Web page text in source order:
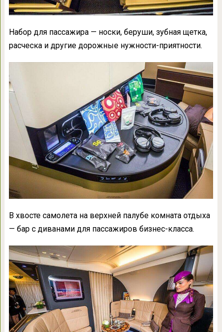
Набор для пассажира — носки, беруши, зубная щетка,
расческа и другие дорожные нужности-приятности.
В хвосте самолета на верхней палубе комната отдыха
— бар с диванами для пассажиров бизнес-класса.